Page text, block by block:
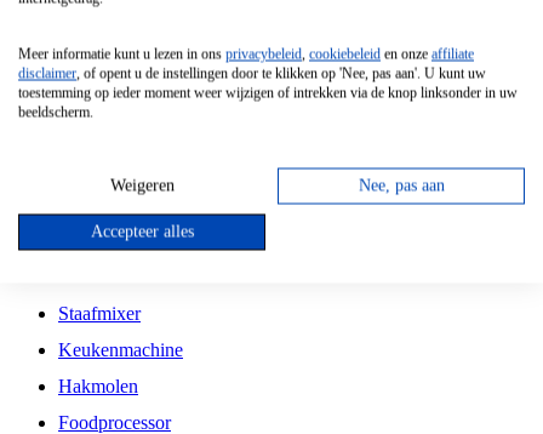
Vrijstaande Magnetron
Vrijstaande Kookplaat
Inbouw Gaskookplaat
Inbouw Keramische Kookplaat
Kookplaat Accessoires
Staafmixer
Keukenmachine
Hakmolen
Foodprocessor
Meer informatie kunt u lezen in ons privacybeleid, cookiebeleid en onze affiliate
disclaimer, of opent u de instellingen door te klikken op 'Nee, pas aan'. U kunt uw
toestemming op ieder moment weer wijzigen of intrekken via de knop linksonder in uw
beeldscherm.
Weigeren Nee, pas aan
Accepteer alles